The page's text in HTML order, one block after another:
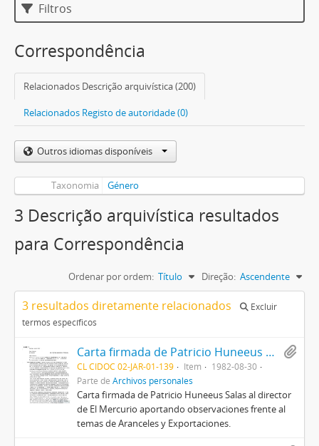
Filtros
Correspondência
Relacionados Descrição arquivística (200)
Relacionados Registo de autoridade (0)
Outros idiomas disponíveis
Taxonomia Género
3 Descrição arquivística resultados
para Correspondência
Ordenar por ordem: Título Direção: Ascendente
3 resultados diretamente relacionados
Excluir
termos específicos
Carta firmada de Patricio Huneeus Salas al director de El Mercurio.
CL CIDOC 02-JAR-01-139 Item
1982-08-30
Parte deArchivos personales
Carta firmada de Patricio Huneeus Salas al director
de El Mercurio aportando observaciones frente al
temas de Aranceles y Exportaciones.